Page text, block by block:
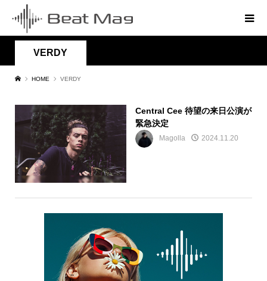
VERDY
HOME VERDY
Central Cee 待望の来日公演が
緊急決定
Magolla 2024.11.20